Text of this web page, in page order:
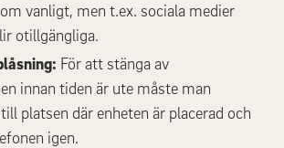
vanligt, men t.ex. sociala medier
otillgängliga.
För att stänga av
innan tiden är ute måste man
platsen där enheten är placerad och
igen.